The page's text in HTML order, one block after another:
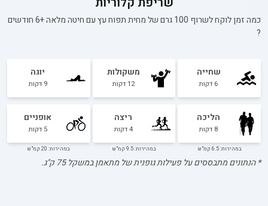
כמה זמן לוקח לשרוף 100 גרם של
מחית תפוח עץ עם חיטה מלאה +6 חודשים
?
שחייה
6 דקות
משקולות
12 דקות
יוגה
9 דקות
הליכה
8 דקות
במהירות: 6.5 קמ"ש
ריצה
4דקות
במהירות: 9.5 קמ"ש
אופניים
5 דקות
במהירות: 20 קמ"ש
* הנתונים מתבססים על פעילות גופנית של מתאמן במשקל75ק"ג.